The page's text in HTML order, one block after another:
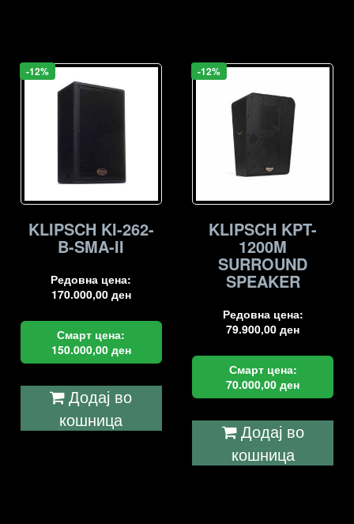
-12%
KLIPSCH KI-262-
B-SMA-II
Редовна цена:
170.000,00 ден
Смарт цена:
150.000,00 ден
Додај во
кошница
-12%
KLIPSCH KPT-
1200M
SURROUND
SPEAKER
Редовна цена:
79.900,00ден
Смарт цена:
70.000,00ден
Додај во
кошница